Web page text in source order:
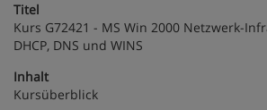
Titel
Kurs G72421 - MS Win 2000 Netzwerk-
DHCP, DNS und WINS
Inhalt
Kursüberblick